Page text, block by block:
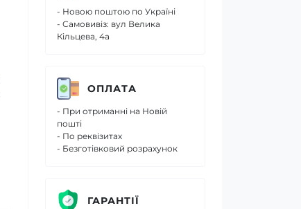
- Новою поштою по Україні
- Самовивіз: вул Велика
Кільцева, 4а
ОПЛАТА
- При отриманні на Новій
пошті
- По реквізитах
- Безготівковий розрахунок
ГАРАНТІЇ